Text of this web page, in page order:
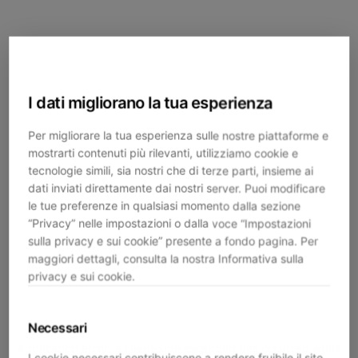
I dati migliorano la tua esperienza
Per migliorare la tua esperienza sulle nostre piattaforme e
mostrarti contenuti più rilevanti, utilizziamo cookie e
tecnologie simili, sia nostri che di terze parti, insieme ai
dati inviati direttamente dai nostri server. Puoi modificare
le tue preferenze in qualsiasi momento dalla sezione
“Privacy” nelle impostazioni o dalla voce “Impostazioni
sulla privacy e sui cookie” presente a fondo pagina. Per
maggiori dettagli, consulta la nostra Informativa sulla
privacy e sui cookie.
Necessari